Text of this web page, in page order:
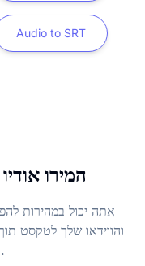
Audio to SRT
המירו
ובמגוון פורמטים.